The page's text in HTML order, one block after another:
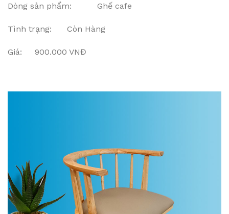
Dòng sản phẩm: Ghế cafe
Tình trạng: Còn Hàng
Giá: 900.000 VNĐ